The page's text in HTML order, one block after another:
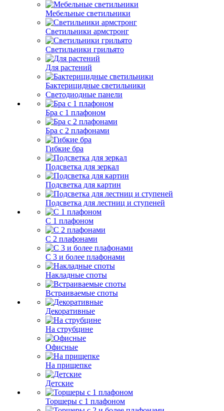
Мебельные светильники
Светильники армстронг
Светильники грильято
Для растений
Бактерицидные светильники
Светодиодные панели
Бра с 1 плафоном
Бра с 2 плафонами
Гибкие бра
Подсветка для зеркал
Подсветка для картин
Подсветка для лестниц и ступеней
С 1 плафоном
С 2 плафонами
С 3 и более плафонами
Накладные споты
Встраиваемые споты
Декоративные
На струбцине
Офисные
На прищепке
Детские
Торшеры с 1 плафоном